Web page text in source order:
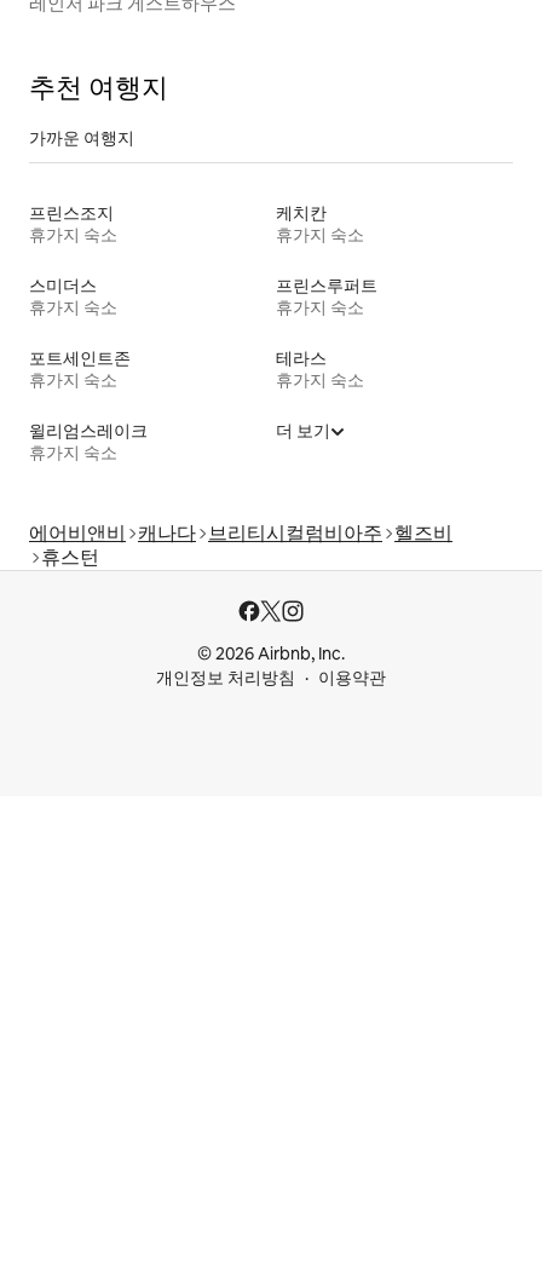
추천 여행지
가까운 여행지
프린스조지
휴가지 숙소
케치칸
휴가지 숙소
스미더스
휴가지 숙소
프린스루퍼트
휴가지 숙소
포트세인트존
휴가지 숙소
테라스
휴가지 숙소
윌리엄스레이크
휴가지 숙소
더 보기
에어비앤비 캐나다 브리티시컬럼비아주 헬즈비
휴스턴
© 2026 Airbnb, Inc.
개인정보 처리방침
이용약관